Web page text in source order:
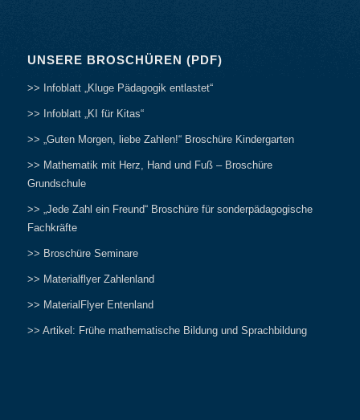
UNSERE BROSCHÜREN (PDF)
>> Infoblatt „Kluge Pädagogik entlastet“
>> Infoblatt „KI für Kitas“
>> „Guten Morgen, liebe Zahlen!“ Broschüre Kindergarten
>> Mathematik mit Herz, Hand und Fuß – Broschüre
Grundschule
>> „Jede Zahl ein Freund“ Broschüre für sonderpädagogische
Fachkräfte
>> Broschüre Seminare
>> Materialflyer Zahlenland
>> MaterialFlyer Entenland
>> Artikel: Frühe mathematische Bildung und Sprachbildung